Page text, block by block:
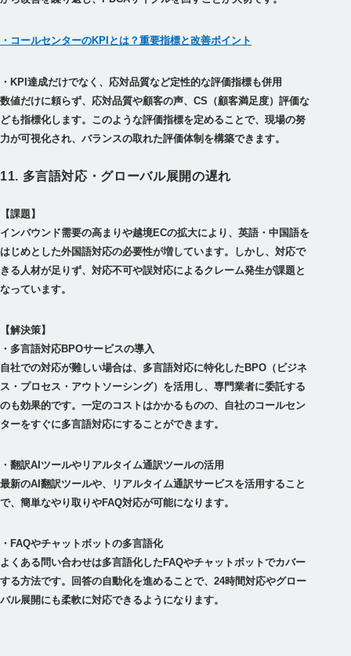
・コールセンターのKPIとは？重要指標と改善ポイント
・KPI達成だけでなく、応対品質など定性的な評価指標も併用
数値だけに頼らず、応対品質や顧客の声、CS（顧客満足度）評価な
ども指標化します。このような評価指標を定めることで、現場の努
11. 多言語対応・グローバル展開の遅れ
【課題】
インバウンド需要の高まりや越境ECの拡大により、英語・中国語を
はじめとした外国語対応の必要性が増しています。しかし、対応で
きる人材が足りず、対応不可や誤対応によるクレーム発生が課題と
【解決策】
・多言語対応BPOサービスの導入
自社での対応が難しい場合は、多言語対応に特化したBPO（ビジネ
ス・プロセス・アウトソーシング）を活用し、専門業者に委託する
のも効果的です。一定のコストはかかるものの、自社のコールセン
・翻訳AIツールやリアルタイム通訳ツールの活用
最新のAI翻訳ツールや、リアルタイム通訳サービスを活用すること
・FAQやチャットボットの多言語化
よくある問い合わせは多言語化したFAQやチャットボットでカバー
する方法です。回答の自動化を進めることで、24時間対応やグロー